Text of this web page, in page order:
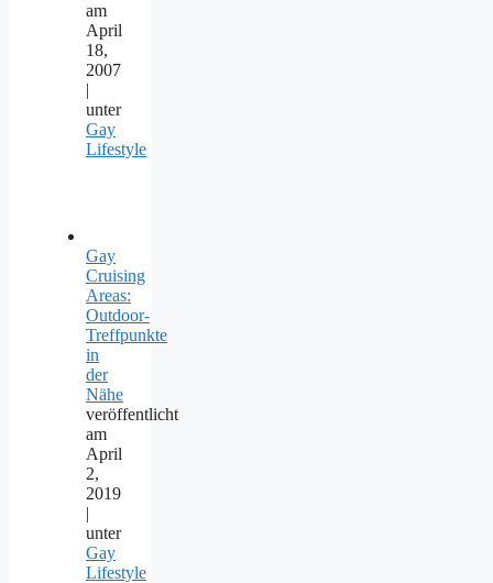
am
April
18,
2007
|
unter
Gay
Lifestyle
Gay
Cruising
Areas:
Outdoor-
Treffpunkte
in
der
Nähe
veröffentlicht
am
April
2,
2019
|
unter
Gay
Lifestyle